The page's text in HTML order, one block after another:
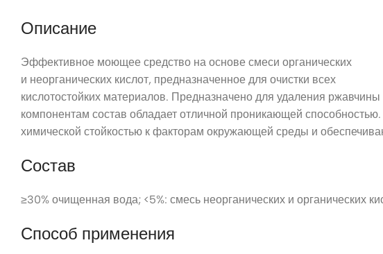
Описание
Эффективное моющее средство на основе смеси органических
и неорганических кислот, предназначенное для очистки всех
кислотостойких материалов. Предназначено для удаления
компонентам состав обладает отличной проникающей
химической стойкостью к факторам окружающей среды и
Состав
≥30% очищенная вода; <5%: смесь неорганических и органических
Способ применения